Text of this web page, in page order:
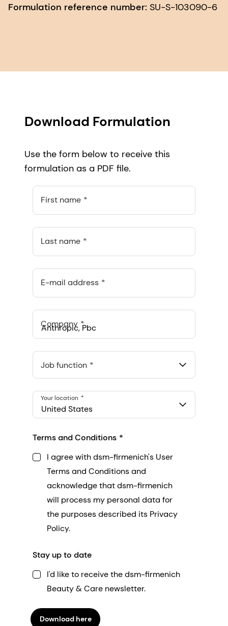
Formulation reference number: SU-S-103090-6
Download Formulation
Use the form below to receive this
formulation as a PDF file.
First name
Last name
E-mail address
Company
548 Market St Pmb 90375, San Francisco, California, US
Job function
United States
Your location
Terms and Conditions
I agree with dsm-firmenich's User
Terms and Conditions and
acknowledge that dsm-firmenich
will process my personal data for
the purposes described its Privacy
Policy.
Stay up to date
I'd like to receive the dsm-firmenich
Beauty & Care newsletter.
Download here